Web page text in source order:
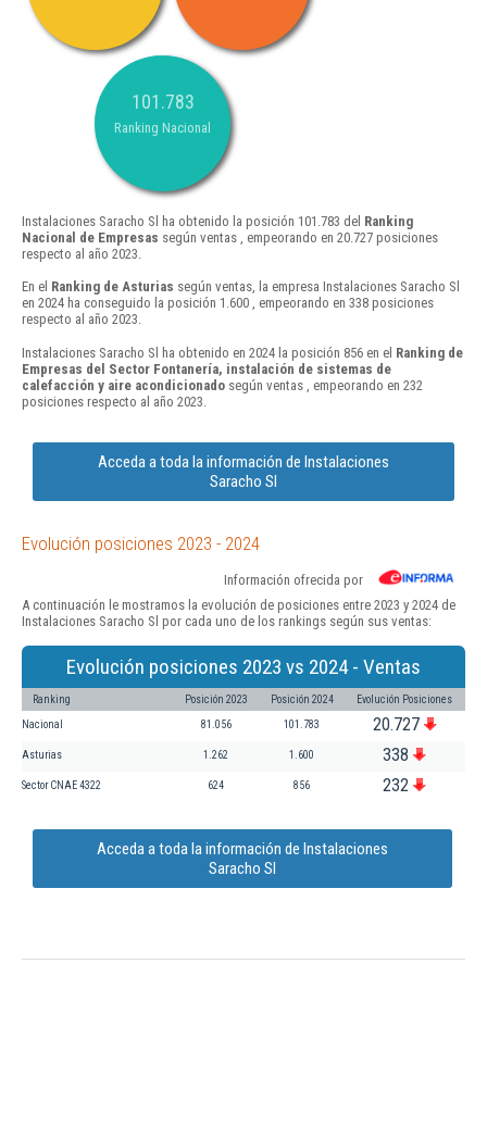
101.783
Ranking Nacional
Instalaciones Saracho Sl ha obtenido la posición 101.783 del Ranking
Nacional de Empresas según ventas , empeorando en 20.727 posiciones
respecto al año 2023.
En el Ranking de Asturias según ventas, la empresa Instalaciones Saracho Sl
en 2024 ha conseguido la posición 1.600 , empeorando en 338 posiciones
respecto al año 2023.
Instalaciones Saracho Sl ha obtenido en 2024 la posición 856 en el Ranking de
Empresas del Sector Fontanería, instalación de sistemas de
calefacción y aire acondicionado según ventas , empeorando en 232
posiciones respecto al año 2023.
Acceda a toda la información de Instalaciones
Saracho Sl
Evolución posiciones 2023 - 2024
Información ofrecida por
A continuación le mostramos la evolución de posiciones entre 2023 y 2024 de
Instalaciones Saracho Sl por cada uno de los rankings según sus ventas:
Evolución posiciones 2023 vs 2024 - Ventas
Ranking Posición 2023 Posición 2024 Evolución Posiciones
Nacional 81.056 101.783 20.727
Asturias 1.262 1.600 338
Sector CNAE 4322 624 856 232
Acceda a toda la información de Instalaciones
Saracho Sl